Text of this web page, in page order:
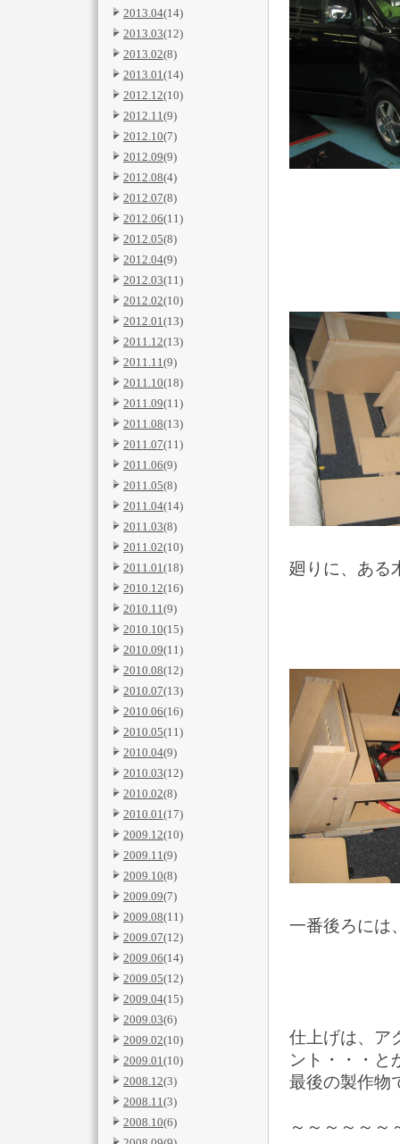
2013.04(14)
2013.03(12)
2013.02(8)
2013.01(14)
2012.12(10)
2012.11(9)
2012.10(7)
2012.09(9)
2012.08(4)
2012.07(8)
2012.06(11)
2012.05(8)
2012.04(9)
2012.03(11)
2012.02(10)
2012.01(13)
2011.12(13)
2011.11(9)
2011.10(18)
2011.09(11)
2011.08(13)
2011.07(11)
2011.06(9)
2011.05(8)
2011.04(14)
2011.03(8)
2011.02(10)
2011.01(18)
2010.12(16)
2010.11(9)
2010.10(15)
2010.09(11)
2010.08(12)
2010.07(13)
2010.06(16)
2010.05(11)
2010.04(9)
2010.03(12)
2010.02(8)
2010.01(17)
2009.12(10)
2009.11(9)
2009.10(8)
2009.09(7)
2009.08(11)
2009.07(12)
2009.06(14)
2009.05(12)
2009.04(15)
2009.03(6)
2009.02(10)
2009.01(10)
2008.12(3)
2008.11(3)
2008.10(6)
廻りに、ある
一番後ろには
仕上げは、ア
ント・・・と
最後の製作物
～～～～～～